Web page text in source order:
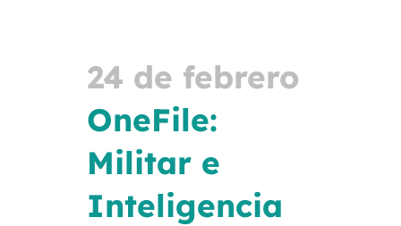
24 de febrero
OneFile:
Militar e
Inteligencia